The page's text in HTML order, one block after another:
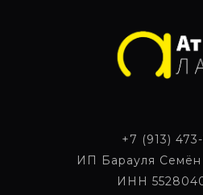
+7 (913)
ИП Барауля
ИНН